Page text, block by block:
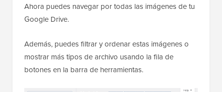
Ahora puedes navegar por todas las imágenes de tu
Google Drive.
Además, puedes filtrar y ordenar estas imágenes o
mostrar más tipos de archivo usando la fila de
botones en la barra de herramientas.